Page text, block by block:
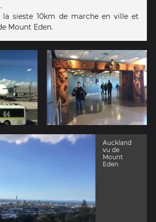
la sieste 10km de marche en ville et
Mount Eden.
Auckland
vu de
Mount
Eden